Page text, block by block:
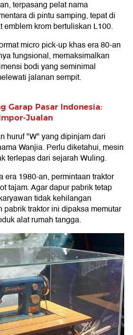
terpasang pelat nama
di pintu samping, tepat di
emblem krom bertuliskan L100.
micro pick-up khas era 80-an
fungsional, memaksimalkan
bodi yang seminimal
jalanan sempit.
Garap Pasar Indonesia:
Jualan
huruf "W" yang dipinjam dari
Wanjia. Perlu diketahui, mesin
terlepas dari sejarah Wuling.
era 1980-an, permintaan traktor
tajam. Agar dapur pabrik tetap
tidak kehilangan
pabrik traktor ini dipaksa memutar
alat rumah tangga.